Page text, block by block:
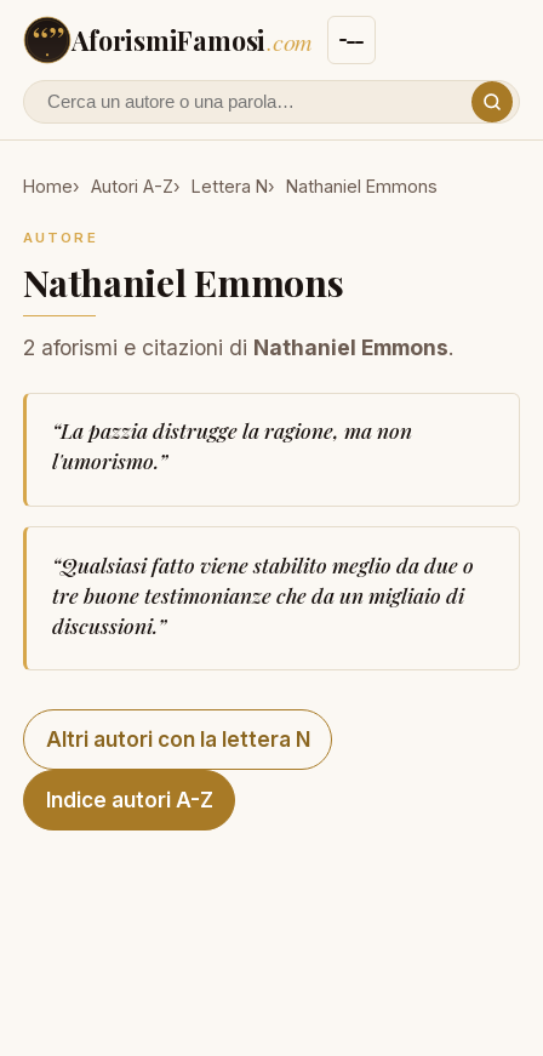
AforismiFamosi.com
Cerca un autore o un aforisma
Home Autori A-Z Lettera N Nathaniel Emmons
AUTORE
Nathaniel Emmons
2 aforismi e citazioni di Nathaniel Emmons.
“La pazzia distrugge la ragione, ma non
l'umorismo.”
“Qualsiasi fatto viene stabilito meglio da due o
tre buone testimonianze che da un migliaio di
discussioni.”
Altri autori con la lettera N
Indice autori A-Z